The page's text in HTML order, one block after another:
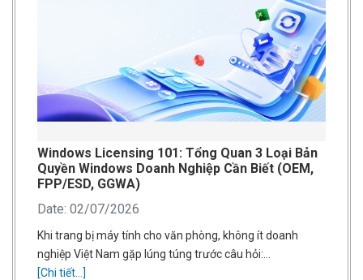
Windows Licensing 101: Tổng Quan 3 Loại Bản
Quyền Windows Doanh Nghiệp Cần Biết (OEM,
FPP/ESD, GGWA)
Date: 02/07/2026
Khi trang bị máy tính cho văn phòng, không ít doanh
nghiệp Việt Nam gặp lúng túng trước câu hỏi:…
[Chi tiết...]